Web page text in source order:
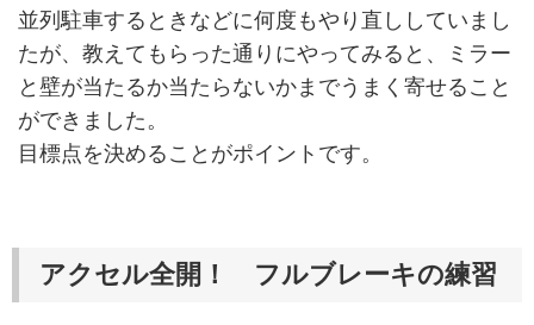
並列駐車するときなどに何度もやり直ししていまし
たが、教えてもらった通りにやってみると、ミラー
と壁が当たるか当たらないかまでうまく寄せること
ができました。
目標点を決めることがポイントです。
アクセル全開！ フルブレーキの練習